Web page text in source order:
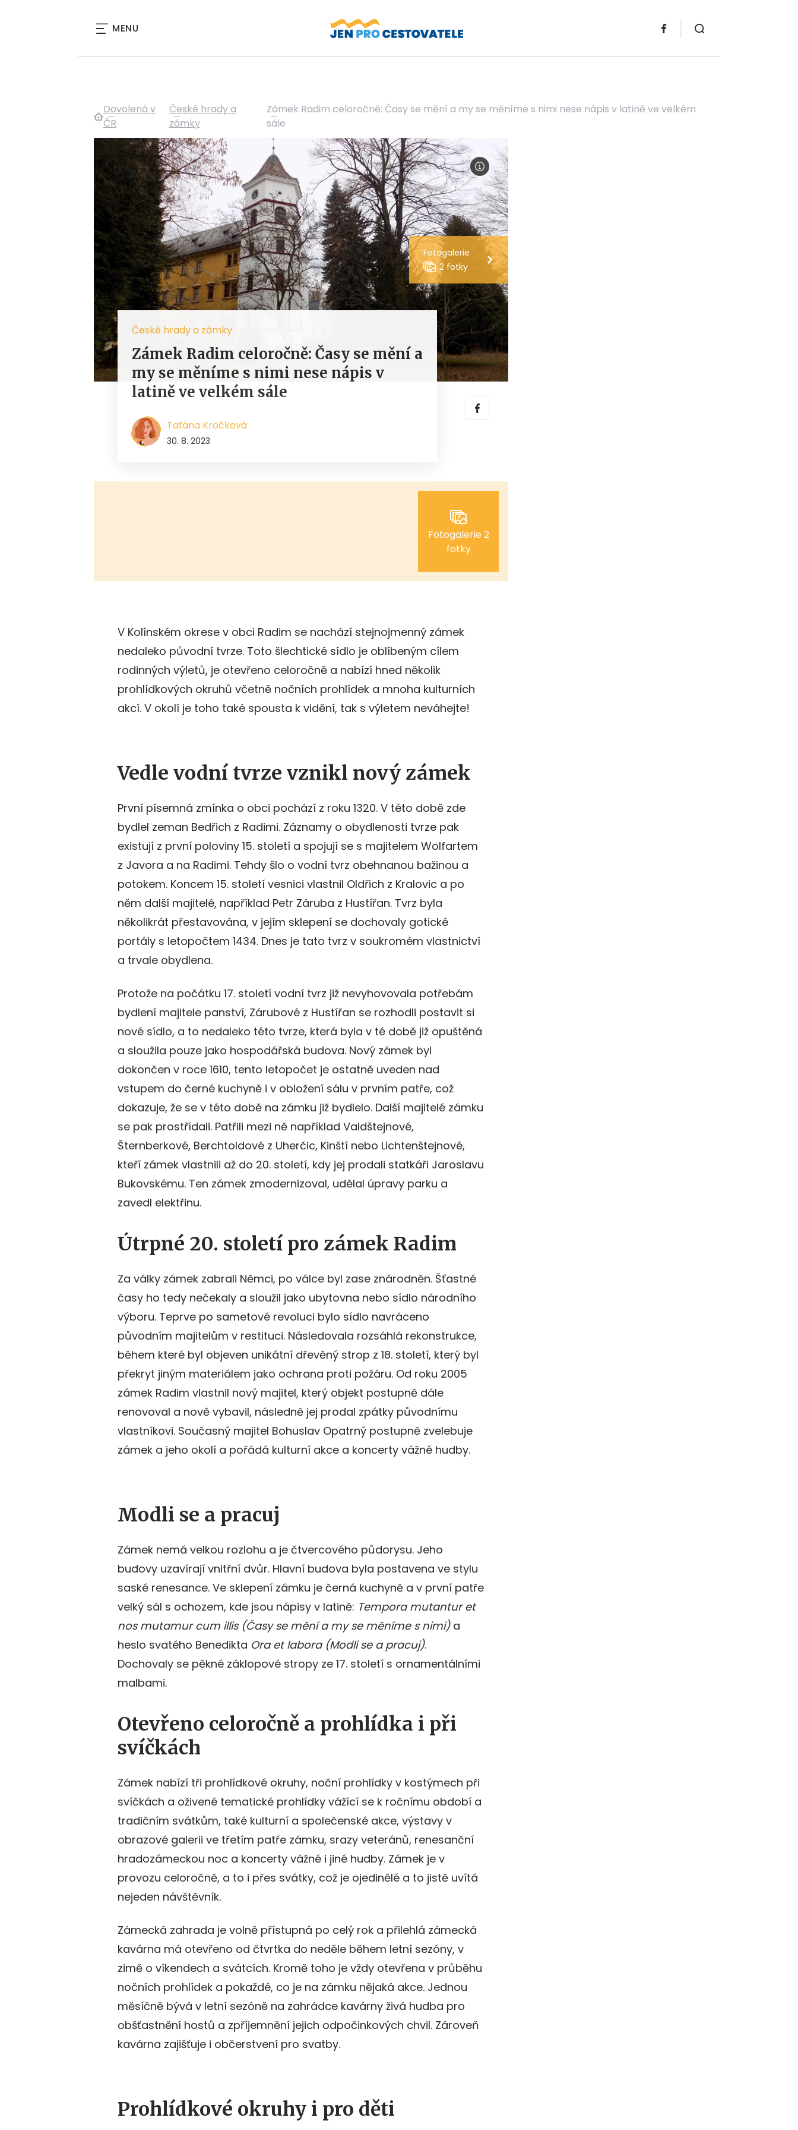
MENU
Dovolená v
ČR
České hrady a
zámky
Zámek Radim celoročně: Časy se mění a my se měníme s nimi nese nápis v latině ve velkém
sále
Fotogalerie
2 fotky
České hrady a zámky
Zámek Radim celoročně: Časy se mění a
my se měníme s nimi nese nápis v
latině ve velkém sále
Taťána Kročková
30. 8. 2023
Fotogalerie 2
fotky
V Kolínském okrese v obci Radim se nachází stejnojmenný zámek
nedaleko původní tvrze. Toto šlechtické sídlo je oblíbeným cílem
rodinných výletů, je otevřeno celoročně a nabízí hned několik
prohlídkových okruhů včetně nočních prohlídek a mnoha kulturních
akcí. V okolí je toho také spousta k vidění, tak s výletem neváhejte!
Vedle vodní tvrze vznikl nový zámek
První písemná zmínka o obci pochází z roku 1320. V této době zde
bydlel zeman Bedřich z Radimi. Záznamy o obydlenosti tvrze pak
existují z první poloviny 15. století a spojují se s majitelem Wolfartem
z Javora a na Radimi. Tehdy šlo o vodní tvrz obehnanou bažinou a
potokem. Koncem 15. století vesnici vlastnil Oldřich z Kralovic a po
něm další majitelé, například Petr Záruba z Hustířan. Tvrz byla
několikrát přestavována, v jejím sklepení se dochovaly gotické
portály s letopočtem 1434. Dnes je tato tvrz v soukromém vlastnictví
a trvale obydlena.
Protože na počátku 17. století vodní tvrz již nevyhovovala potřebám
bydlení majitele panství, Zárubové z Hustířan se rozhodli postavit si
nové sídlo, a to nedaleko této tvrze, která byla v té době již opuštěná
a sloužila pouze jako hospodářská budova. Nový zámek byl
dokončen v roce 1610, tento letopočet je ostatně uveden nad
vstupem do černé kuchyně i v obložení sálu v prvním patře, což
dokazuje, že se v této době na zámku již bydlelo. Další majitelé zámku
se pak prostřídali. Patřili mezi ně například Valdštejnové,
Šternberkové, Berchtoldové z Uherčic, Kinští nebo Lichtenštejnové,
kteří zámek vlastnili až do 20. století, kdy jej prodali statkáři Jaroslavu
Bukovskému. Ten zámek zmodernizoval, udělal úpravy parku a
zavedl elektřinu.
Útrpné 20. století pro zámek Radim
Za války zámek zabrali Němci, po válce byl zase znárodněn. Šťastné
časy ho tedy nečekaly a sloužil jako ubytovna nebo sídlo národního
výboru. Teprve po sametové revoluci bylo sídlo navráceno
původním majitelům v restituci. Následovala rozsáhlá rekonstrukce,
během které byl objeven unikátní dřevěný strop z 18. století, který byl
překryt jiným materiálem jako ochrana proti požáru. Od roku 2005
zámek Radim vlastnil nový majitel, který objekt postupně dále
renovoval a nově vybavil, následně jej prodal zpátky původnímu
vlastníkovi. Současný majitel Bohuslav Opatrný postupně zvelebuje
zámek a jeho okolí a pořádá kulturní akce a koncerty vážné hudby.
Modli se a pracuj
Zámek nemá velkou rozlohu a je čtvercového půdorysu. Jeho
budovy uzavírají vnitřní dvůr. Hlavní budova byla postavena ve stylu
saské renesance. Ve sklepení zámku je černá kuchyně a v první patře
velký sál s ochozem, kde jsou nápisy v latině: Tempora mutantur et
nos mutamur cum illis (Časy se mění a my se měníme s nimi)a
heslo svatého Benedikta Ora et labora (Modli se a pracuj).
Dochovaly se pěkné záklopové stropy ze 17. století s ornamentálními
malbami.
Otevřeno celoročně a prohlídka i při
svíčkách
Zámek nabízí tři prohlídkové okruhy, noční prohlídky v kostýmech při
svíčkách a oživené tematické prohlídky vážící se k ročnímu období a
tradičním svátkům, také kulturní a společenské akce, výstavy v
obrazové galerii ve třetím patře zámku, srazy veteránů, renesanční
hradozámeckou noc a koncerty vážné i jiné hudby. Zámek je v
provozu celoročně, a to i přes svátky, což je ojedinělé a to jistě uvítá
nejeden návštěvník.
Zámecká zahrada je volně přístupná po celý rok a přilehlá zámecká
kavárna má otevřeno od čtvrtka do neděle během letní sezóny, v
zimě o víkendech a svátcích. Kromě toho je vždy otevřena v průběhu
nočních prohlídek a pokaždé, co je na zámku nějaká akce. Jednou
měsíčně bývá v letní sezóně na zahrádce kavárny živá hudba pro
obšťastnění hostů a zpříjemnění jejich odpočinkových chvil. Zároveň
kavárna zajišťuje i občerstvení pro svatby.
Prohlídkové okruhy i pro děti